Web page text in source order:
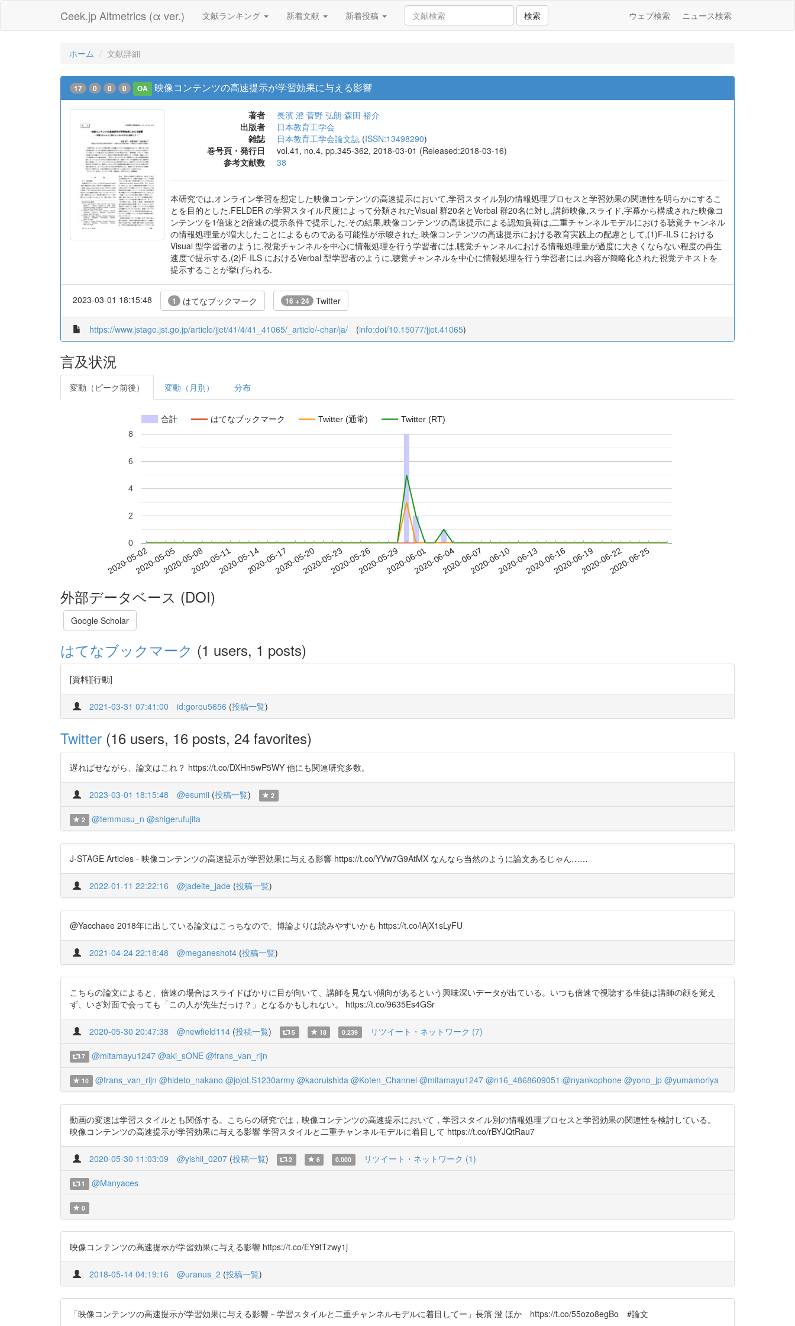
Ceek.jp Altmetrics (α ver.) 文献ランキング 新着文献 新着投稿 検索 ウェブ検索 ニュース検索
ホーム 文献詳細
17 0 0 0 OA 映像コンテンツの高速提示が学習効果に与える影響
著者 長濱 澄 菅野 弘朗 森田 裕介
出版者
日本教育工学会
雑誌
日本教育工学会論文誌 (ISSN:13498290)
巻号頁・発行日
vol.41, no.4, pp.345-362, 2018-03-01 (Released:2018-03-16)
参考文献数
38
本研究では,オンライン学習を想定した映像コンテンツの高速提示において,学習スタイル別の情報処理プロセスと学習効果の関連性を明らかにするこ
とを目的とした.FELDER の学習スタイル尺度によって分類されたVisual 群20名とVerbal 群20名に対し,講師映像,スライド,字幕から構成された映像コ
ンテンツを1倍速と2倍速の提示条件で提示した.その結果,映像コンテンツの高速提示による認知負荷は,二重チャンネルモデルにおける聴覚チャンネル
の情報処理量が増大したことによるものである可能性が示唆された.映像コンテンツの高速提示における教育実践上の配慮として,(1)F-ILS における
Visual 型学習者のように,視覚チャンネルを中心に情報処理を行う学習者には,聴覚チャンネルにおける情報処理量が過度に大きくならない程度の再生
速度で提示する,(2)F-ILS におけるVerbal 型学習者のように,聴覚チャンネルを中心に情報処理を行う学習者には,内容が簡略化された視覚テキストを
提示することが挙げられる.
2023-03-01 18:15:48 1 はてなブックマーク 16 + 24 Twitter
https://www.jstage.jst.go.jp/article/jjet/41/4/41_41065/_article/-char/ja/ (info:doi/10.15077/jjet.41065)
言及状況
変動（ピーク前後） 変動（月別） 分布
合計 はてなブックマーク Twitter (通常) Twitter (RT)
2020-05-022020-05-052020-05-082020-05-112020-05-142020-05-172020-05-202020-05-232020-05-262020-05-292020-06-012020-06-042020-06-072020-06-102020-06-132020-06-162020-06-192020-06-222020-06-25
0
2
4
6
8
外部データベース (DOI)
Google Scholar
はてなブックマーク (1 users, 1 posts)
[資料][行動]
2021-03-31 07:41:00 id:gorou5656 (投稿一覧)
Twitter (16 users, 16 posts, 24 favorites)
遅ればせながら、論文はこれ？ https://t.co/DXHn5wP5WY 他にも関連研究多数。
2023-03-01 18:15:48 @esumii (投稿一覧) 2
2 @temmusu_n @shigerufujita
J-STAGE Articles - 映像コンテンツの高速提示が学習効果に与える影響 https://t.co/YVw7G9AtMX なんなら当然のように論文あるじゃん……
2022-01-11 22:22:16 @jadeite_jade (投稿一覧)
@Yacchaee 2018年に出している論文はこっちなので、博論よりは読みやすいかも https://t.co/lAjX1sLyFU
2021-04-24 22:18:48 @meganeshot4 (投稿一覧)
こちらの論文によると、倍速の場合はスライドばかりに目が向いて、講師を見ない傾向があるという興味深いデータが出ている。いつも倍速で視聴する生徒は講師の顔を覚え
ず、いざ対面で会っても「この人が先生だっけ？」となるかもしれない。 https://t.co/9635Es4GSr
2020-05-30 20:47:38 @newfield114 (投稿一覧) 5 18 0.239 リツイート・ネットワーク (7)
7 @mitamayu1247 @aki_sONE @frans_van_rijn
10 @frans_van_rijn @hideto_nakano @jojoLS1230army @kaoruishida @Koten_Channel @mitamayu1247 @n16_4868609051 @nyankophone @yono_jp @yumamoriya
動画の変速は学習スタイルとも関係する。こちらの研究では，映像コンテンツの高速提示において，学習スタイル別の情報処理プロセスと学習効果の関連性を検討している。
映像コンテンツの高速提示が学習効果に与える影響 学習スタイルと二重チャンネルモデルに着目して https://t.co/rBYJQtRau7
2020-05-30 11:03:09 @yishii_0207 (投稿一覧) 2 6 0.000 リツイート・ネットワーク (1)
1 @Manyaces
0
映像コンテンツの高速提示が学習効果に与える影響 https://t.co/EY9tTzwy1j
2018-05-14 04:19:16 @uranus_2 (投稿一覧)
「映像コンテンツの高速提示が学習効果に与える影響－学習スタイルと二重チャンネルモデルに着目してー」長濱 澄 ほか https://t.co/55ozo8egBo #論文